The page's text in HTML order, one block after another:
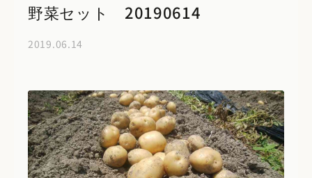
野菜セット 20190614
2019.06.14